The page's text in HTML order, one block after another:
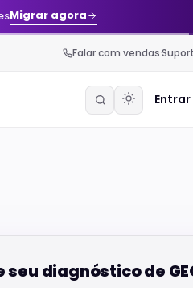
Migrar agora
Falar com vendas·
+ LLM
Entrar
seu diagnóstico de